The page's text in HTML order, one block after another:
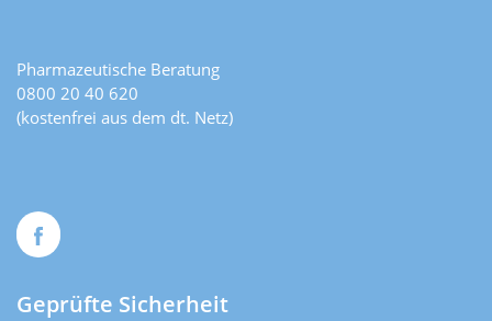
Pharmazeutische Beratung
0800 20 40 620
(kostenfrei aus dem dt. Netz)
Geprüfte Sicherheit